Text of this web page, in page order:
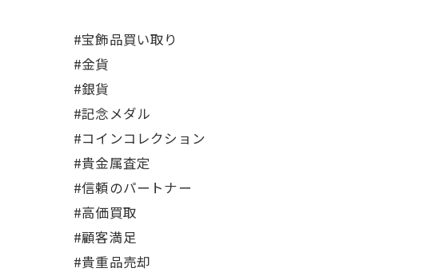
#宝飾品買い取り
#金貨
#銀貨
#記念メダル
#コインコレクション
#貴金属査定
#信頼のパートナー
#高価買取
#顧客満足
#貴重品売却